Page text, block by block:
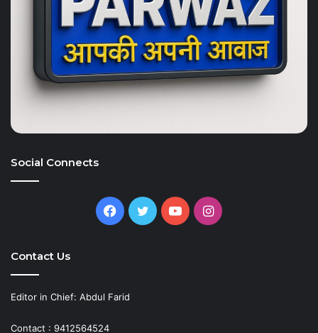
Social Connects
Facebook
TwitterYouTubeInstagram
Contact Us
Editor in Chief: Abdul Farid
Contact : 9412564524